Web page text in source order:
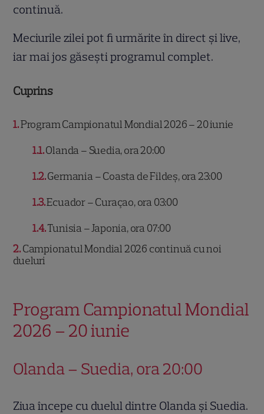
continuă.
Meciurile zilei pot fi urmărite în direct și live,
iar mai jos găsești programul complet.
Cuprins
1 Program Campionatul Mondial 2026 – 20 iunie
1.1Olanda – Suedia, ora 20:00
1.2Germania – Coasta de Fildeș, ora 23:00
1.3Ecuador – Curaçao, ora 03:00
1.4Tunisia – Japonia, ora 07:00
2 Campionatul Mondial 2026 continuă cu noi
dueluri
Program Campionatul Mondial
2026 – 20 iunie
Olanda – Suedia, ora 20:00
Ziua începe cu duelul dintre Olanda și Suedia.